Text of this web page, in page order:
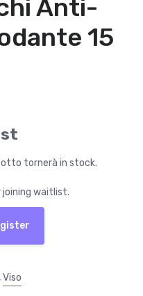
Anti-
15
tornerà in stock.
joining waitlist.
Viso